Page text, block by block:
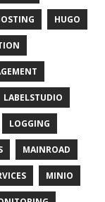
HUGO
LABELSTUDIO
LOGGING
MAINROAD
MINIO